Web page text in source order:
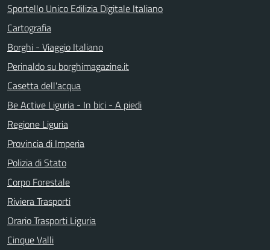
Sportello Unico Edilizia Digitale Italiano
Cartografia
Borghi - Viaggio Italiano
Perinaldo su borghimagazine.it
Casetta dell'acqua
Be Active Liguria - In bici - A piedi
Regione Liguria
Provincia di Imperia
Polizia di Stato
Corpo Forestale
Riviera Trasporti
Orario Trasporti Liguria
Cinque Valli